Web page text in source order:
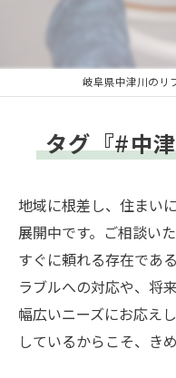
岐阜県中津川のリ
タグ『#中
地域に根差し、住まい
展開中です。ご相談い
すぐに頼れる存在であ
ラブルへの対応や、将
幅広いニーズにお応え
しているからこそ、き